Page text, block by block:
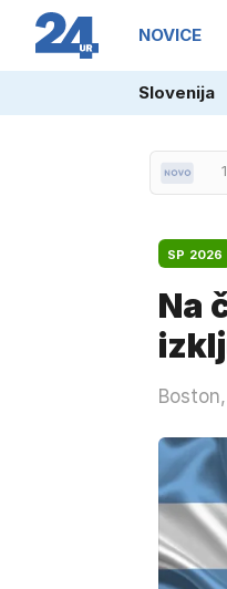
NOVICE
Slovenija
SP 2026
Na